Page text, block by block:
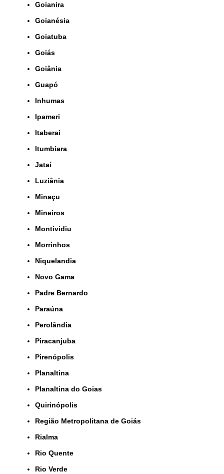
Goianira
Goianésia
Goiatuba
Goiás
Goiânia
Guapó
Inhumas
Ipameri
Itaberai
Itumbiara
Jataí
Luziânia
Minaçu
Mineiros
Montividiu
Morrinhos
Niquelandia
Novo Gama
Padre Bernardo
Paraúna
Perolândia
Piracanjuba
Pirenópolis
Planaltina
Planaltina do Goias
Quirinópolis
Região Metropolitana de Goiás
Rialma
Rio Quente
Rio Verde